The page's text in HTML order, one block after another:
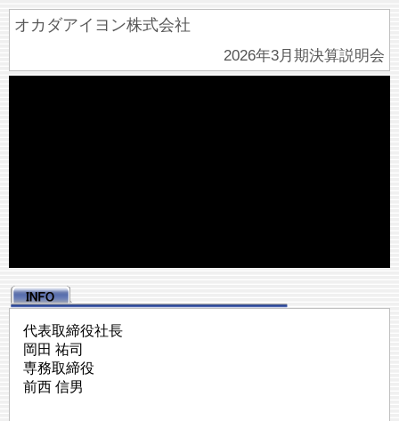
オカダアイヨン株式会社
2026年3月期決算説明会
代表取締役社長
岡田 祐司
専務取締役
前西 信男